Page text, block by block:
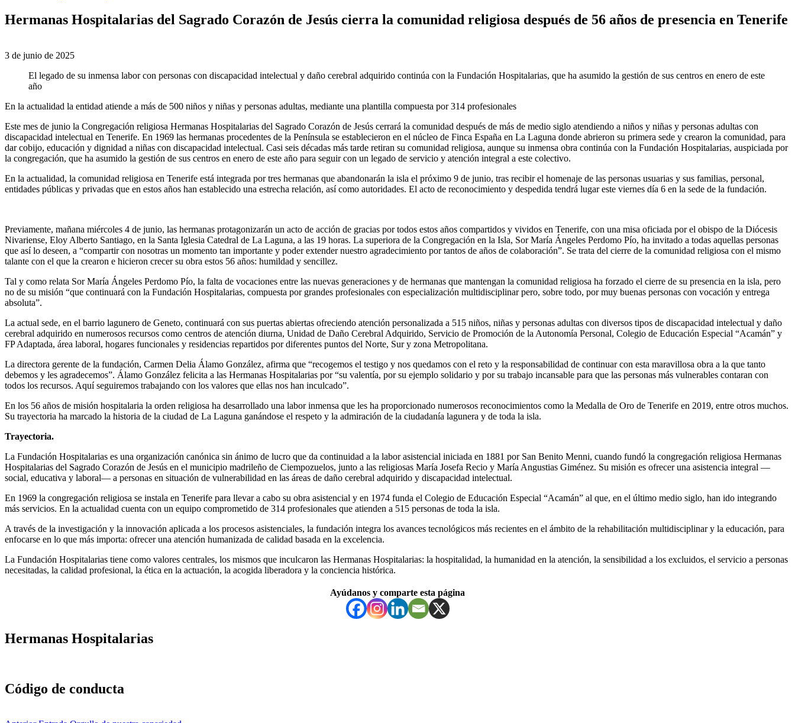
Hermanas Hospitalarias del Sagrado Corazón de Jesús cierra la comunidad religiosa después de 56 años de presencia en Tenerife
3 de junio de 2025
El legado de su inmensa labor con personas con discapacidad intelectual y daño cerebral adquirido continúa con la Fundación Hospitalarias, que ha asumido la gestión de sus centros en enero de este
año
En la actualidad la entidad atiende a más de 500 niños y niñas y personas adultas, mediante una plantilla compuesta por 314 profesionales
Este mes de junio la Congregación religiosa Hermanas Hospitalarias del Sagrado Corazón de Jesús cerrará la comunidad después de más de medio siglo atendiendo a niños y niñas y personas adultas con
discapacidad intelectual en Tenerife. En 1969 las hermanas procedentes de la Península se establecieron en el núcleo de Finca España en La Laguna donde abrieron su primera sede y crearon la comunidad, para
dar cobijo, educación y dignidad a niñas con discapacidad intelectual. Casi seis décadas más tarde retiran su comunidad religiosa, aunque su inmensa obra continúa con la Fundación Hospitalarias, auspiciada por
la congregación, que ha asumido la gestión de sus centros en enero de este año para seguir con un legado de servicio y atención integral a este colectivo.
En la actualidad, la comunidad religiosa en Tenerife está integrada por tres hermanas que abandonarán la isla el próximo 9 de junio, tras recibir el homenaje de las personas usuarias y sus familias, personal,
entidades públicas y privadas que en estos años han establecido una estrecha relación, así como autoridades. El acto de reconocimiento y despedida tendrá lugar este viernes día 6 en la sede de la fundación.
Previamente, mañana miércoles 4 de junio, las hermanas protagonizarán un acto de acción de gracias por todos estos años compartidos y vividos en Tenerife, con una misa oficiada por el obispo de la Diócesis
Nivariense, Eloy Alberto Santiago, en la Santa Iglesia Catedral de La Laguna, a las 19 horas. La superiora de la Congregación en la Isla, Sor María Ángeles Perdomo Pío, ha invitado a todas aquellas personas
que así lo deseen, a “compartir con nosotras un momento tan importante y poder extender nuestro agradecimiento por tantos de años de colaboración”. Se trata del cierre de la comunidad religiosa con el mismo
talante con el que la crearon e hicieron crecer su obra estos 56 años: humildad y sencillez.
Tal y como relata Sor María Ángeles Perdomo Pío, la falta de vocaciones entre las nuevas generaciones y de hermanas que mantengan la comunidad religiosa ha forzado el cierre de su presencia en la isla, pero
no de su misión “que continuará con la Fundación Hospitalarias, compuesta por grandes profesionales con especialización multidisciplinar pero, sobre todo, por muy buenas personas con vocación y entrega
absoluta”.
La actual sede, en el barrio lagunero de Geneto, continuará con sus puertas abiertas ofreciendo atención personalizada a 515 niños, niñas y personas adultas con diversos tipos de discapacidad intelectual y daño
cerebral adquirido en numerosos recursos como centros de atención diurna, Unidad de Daño Cerebral Adquirido, Servicio de Promoción de la Autonomía Personal, Colegio de Educación Especial “Acamán” y
FP Adaptada, área laboral, hogares funcionales y residencias repartidos por diferentes puntos del Norte, Sur y zona Metropolitana.
La directora gerente de la fundación, Carmen Delia Álamo González, afirma que “recogemos el testigo y nos quedamos con el reto y la responsabilidad de continuar con esta maravillosa obra a la que tanto
debemos y les agradecemos”. Álamo González felicita a las Hermanas Hospitalarias por “su valentía, por su ejemplo solidario y por su trabajo incansable para que las personas más vulnerables contaran con
todos los recursos. Aquí seguiremos trabajando con los valores que ellas nos han inculcado”.
En los 56 años de misión hospitalaria la orden religiosa ha desarrollado una labor inmensa que les ha proporcionado numerosos reconocimientos como la Medalla de Oro de Tenerife en 2019, entre otros muchos.
Su trayectoria ha marcado la historia de la ciudad de La Laguna ganándose el respeto y la admiración de la ciudadanía lagunera y de toda la isla.
Trayectoria.
La Fundación Hospitalarias es una organización canónica sin ánimo de lucro que da continuidad a la labor asistencial iniciada en 1881 por San Benito Menni, cuando fundó la congregación religiosa Hermanas
Hospitalarias del Sagrado Corazón de Jesús en el municipio madrileño de Ciempozuelos, junto a las religiosas María Josefa Recio y María Angustias Giménez. Su misión es ofrecer una asistencia integral —
social, educativa y laboral— a personas en situación de vulnerabilidad en las áreas de daño cerebral adquirido y discapacidad intelectual.
En 1969 la congregación religiosa se instala en Tenerife para llevar a cabo su obra asistencial y en 1974 funda el Colegio de Educación Especial “Acamán” al que, en el último medio siglo, han ido integrando
más servicios. En la actualidad cuenta con un equipo comprometido de 314 profesionales que atienden a 515 personas de toda la isla.
A través de la investigación y la innovación aplicada a los procesos asistenciales, la fundación integra los avances tecnológicos más recientes en el ámbito de la rehabilitación multidisciplinar y la educación, para
enfocarse en lo que más importa: ofrecer una atención humanizada de calidad basada en la excelencia.
La Fundación Hospitalarias tiene como valores centrales, los mismos que inculcaron las Hermanas Hospitalarias: la hospitalidad, la humanidad en la atención, la sensibilidad a los excluidos, el servicio a personas
necesitadas, la calidad profesional, la ética en la actuación, la acogida liberadora y la conciencia histórica.
principal
Ayúdanos y comparte esta página
Hermanas Hospitalarias
Código de conducta